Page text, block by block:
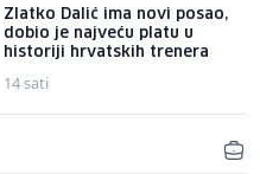
Zlatko Dalić ima novi posao,
dobio je najveću platu u
historiji hrvatskih trenera
14 sati